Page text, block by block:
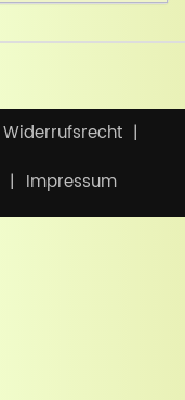
Widerrufsrecht
Impressum